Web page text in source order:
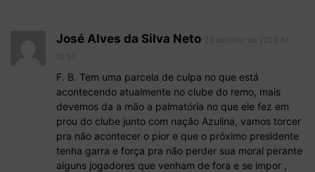
José Alves da Silva Neto
F. B. Tem uma parcela de culpa no que está
acontecendo atualmente no clube do remo, mais
devemos da a mão a palmatória no que ele fez em
prou do clube junto com nação Azulina, vamos torcer
pra não acontecer o pior e que o próximo presidente
tenha garra e força pra não perder sua moral perante
alguns jogadores que venham de fora e se impor ,